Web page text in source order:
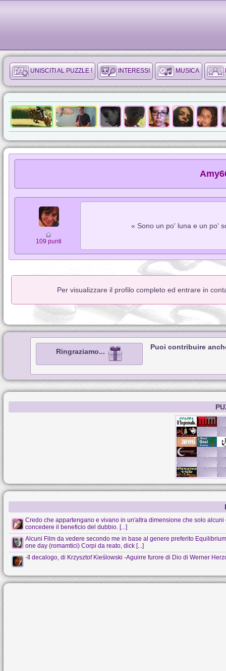
UNISCITI AL PUZZLE ! INTERESSI MUSICA
109 punti
« Sono un po' luna e un po'
Per visualizzare il profilo completo ed entrare in
Ringraziamo...
Puoi contribuire
Credo che appartengano e vivano in un'altra dimensione che solo
concedere il beneficio del dubbio. [...]
Alcuni Film da vedere secondo me in base al genere preferito
one day (romamtici) Corpi da reato, dick [...]
-Il decalogo, di Krzysztof Kieślowski -Aguirre furore di Dio di Werner